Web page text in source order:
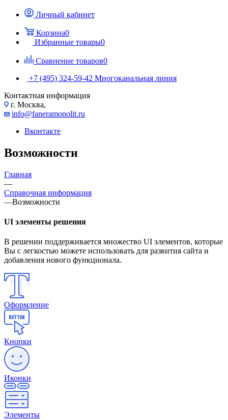
Личный кабинет
Корзина0
Избранные товары0
Сравнение товаров0
+7 (495) 324-59-42 Многоканальная линия
Контактная информация
г. Москва,
info@faneramonolit.ru
Вконтакте
Возможности
Главная
—
Справочная информация
—Возможности
UI элементы решения
В решении поддерживается множество UI элементов, которые
Вы с легкостью можете использовать для развития сайта и
добавления нового функционала.
Оформление
Кнопки
Иконки
Элементы